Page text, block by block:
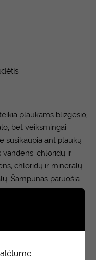
plaukams blizgesio,
bet veiksmingai
susikaupia ant plaukų
vandens, chloridų ir
chloridų ir mineralų
Šampūnas paruošia
atkūrimui. Unikali
išlaisvina veikliąsias
aliejų) į plaukus.
visų tipų plaukus